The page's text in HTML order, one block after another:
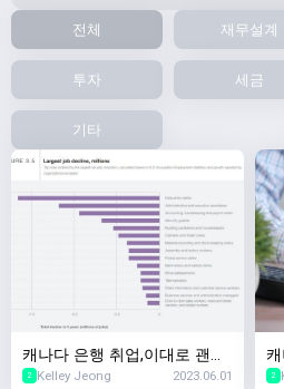
전체 재무설계
투자 세금
기타
캐나다 은행 취업,이대로 괜찮
나? 5년이내 사라질 직업 Top
2 Kelley Jeong 2023.06.01 2